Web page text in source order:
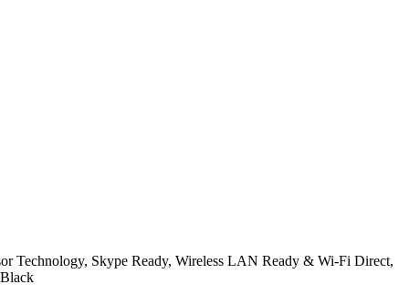
Skype Ready, Wireless LAN Ready & Wi-Fi Direct,